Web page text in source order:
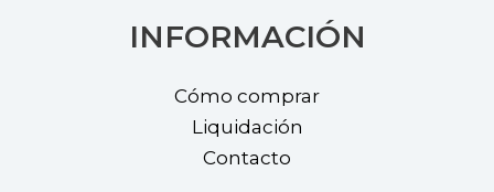
INFORMACIÓN
Cómo comprar
Liquidación
Contacto